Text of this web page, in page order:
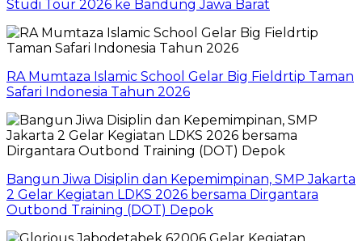
Studi Tour 2026 ke Bandung Jawa Barat
RA Mumtaza Islamic School Gelar Big Fieldrtip Taman
Safari Indonesia Tahun 2026
Bangun Jiwa Disiplin dan Kepemimpinan, SMP Jakarta
2 Gelar Kegiatan LDKS 2026 bersama Dirgantara
Outbond Training (DOT) Depok